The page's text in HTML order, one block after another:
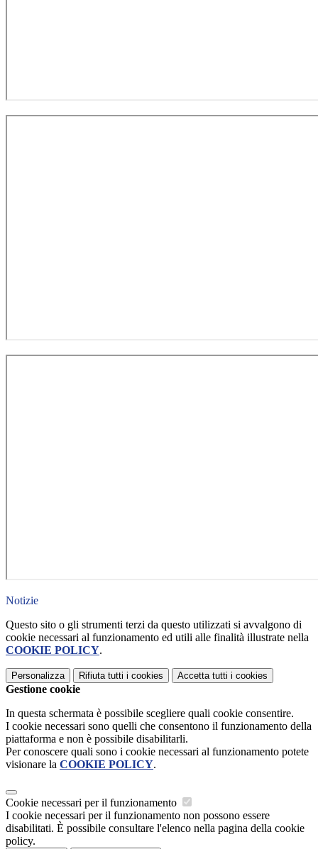
Notizie
Questo sito o gli strumenti terzi da questo utilizzati si avvalgono di
cookie necessari al funzionamento ed utili alle finalità illustrate nella
COOKIE POLICY.
Personalizza Rifiuta tutti i cookies Accetta tutti i cookies
Gestione cookie
In questa schermata è possibile scegliere quali cookie consentire.
I cookie necessari sono quelli che consentono il funzionamento della
piattaforma e non è possibile disabilitarli.
Per conoscere quali sono i cookie necessari al funzionamento potete
visionare la COOKIE POLICY.
Cookie necessari per il funzionamento
I cookie necessari per il funzionamento non possono essere
disabilitati. È possibile consultare l'elenco nella pagina della cookie
policy.